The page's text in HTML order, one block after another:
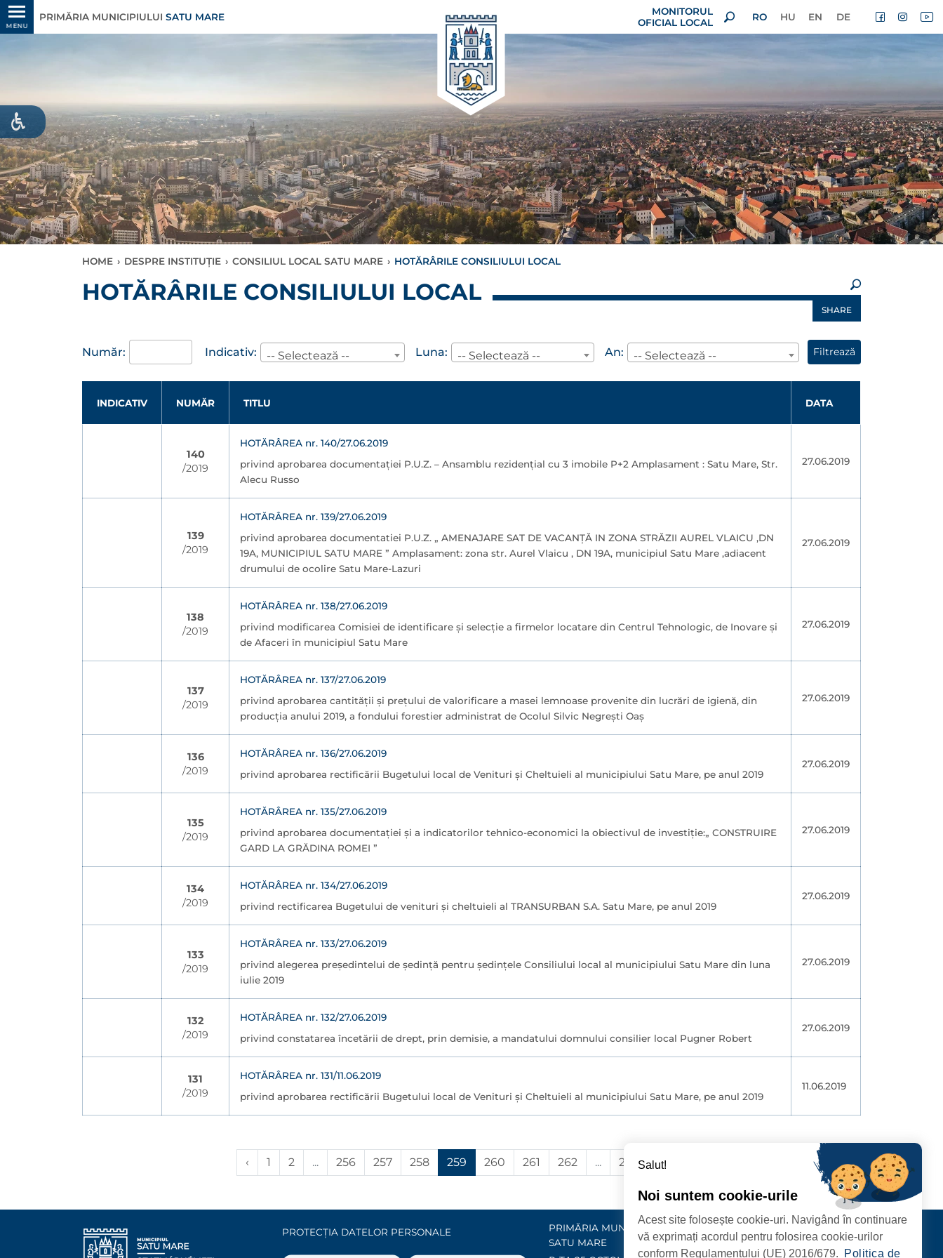
MENU
PRIMĂRIA MUNICIPIULUI SATU MARE
MONITORUL
OFICIAL LOCAL
RO HU EN DE
HOME › DESPRE INSTITUȚIE › CONSILIUL LOCAL SATU MARE › HOTĂRÂRILE CONSILIULUI LOCAL
HOTĂRÂRILE CONSILIULUI LOCAL
SHARE
Număr: Indicativ: -- Selectează -- Luna: -- Selectează -- An: -- Selectează -- Filtrează
INDICATIV NUMĂR TITLU DATA
140
/2019
HOTĂRÂREA nr. 140/27.06.2019
privind aprobarea documentaţiei P.U.Z. – Ansamblu rezidenţial cu 3 imobile P+2 Amplasament : Satu Mare, Str.
Alecu Russo
27.06.2019
139
/2019
HOTĂRÂREA nr. 139/27.06.2019
privind aprobarea documentatiei P.U.Z. „ AMENAJARE SAT DE VACANŢĂ IN ZONA STRĂZII AUREL VLAICU ,DN
19A, MUNICIPIUL SATU MARE ” Amplasament: zona str. Aurel Vlaicu , DN 19A, municipiul Satu Mare ,adiacent
drumului de ocolire Satu Mare-Lazuri
27.06.2019
138
/2019
HOTĂRÂREA nr. 138/27.06.2019
privind modificarea Comisiei de identificare şi selecţie a firmelor locatare din Centrul Tehnologic, de Inovare şi
de Afaceri în municipiul Satu Mare
27.06.2019
137
/2019
HOTĂRÂREA nr. 137/27.06.2019
privind aprobarea cantității și prețului de valorificare a masei lemnoase provenite din lucrări de igienă, din
producţia anului 2019, a fondului forestier administrat de Ocolul Silvic Negrești Oaș
27.06.2019
136
/2019
HOTĂRÂREA nr. 136/27.06.2019
privind aprobarea rectificării Bugetului local de Venituri şi Cheltuieli al municipiului Satu Mare, pe anul 2019
27.06.2019
135
/2019
HOTĂRÂREA nr. 135/27.06.2019
privind aprobarea documentaţiei şi a indicatorilor tehnico-economici la obiectivul de investiţie:„ CONSTRUIRE
GARD LA GRĂDINA ROMEI ”
27.06.2019
134
/2019
HOTĂRÂREA nr. 134/27.06.2019
privind rectificarea Bugetului de venituri şi cheltuieli al TRANSURBAN S.A. Satu Mare, pe anul 2019
27.06.2019
133
/2019
HOTĂRÂREA nr. 133/27.06.2019
privind alegerea preşedintelui de şedinţă pentru şedinţele Consiliului local al municipiului Satu Mare din luna
iulie 2019
27.06.2019
132
/2019
HOTĂRÂREA nr. 132/27.06.2019
privind constatarea încetării de drept, prin demisie, a mandatului domnului consilier local Pugner Robert
27.06.2019
131
/2019
HOTĂRÂREA nr. 131/11.06.2019
privind aprobarea rectificării Bugetului local de Venituri şi Cheltuieli al municipiului Satu Mare, pe anul 2019
11.06.2019
‹ 1 2 ... 256 257 258 259 260 261 262 ... 296 297
PROTECȚIA DATELOR PERSONALE
PRIMĂRIA MUNICIPIULUI
SATU MARE
Contact
URMĂRIȚI-NE
Salut!
Noi suntem cookie-urile
Acest site folosește cookie-uri. Navigând în continuare
vă exprimați acordul pentru folosirea cookie-urilor
conform Regulamentului (UE) 2016/679.
Politica de